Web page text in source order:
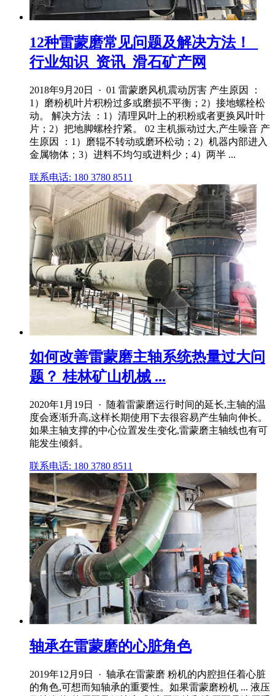
12种雷蒙磨常见问题及解决方法！_
行业知识_资讯_滑石矿产网
2018年9月20日 · 01 雷蒙磨风机震动厉害 产生原因 ：
1）磨粉机叶片积粉过多或磨损不平衡；2）接地螺栓松
动。 解决方法 ：1）清理风叶上的积粉或者更换风叶叶
片；2）把地脚螺栓拧紧。 02 主机振动过大,产生噪音 产
生原因 ：1）磨辊不转动或磨环松动；2）机器内部进入
金属物体；3）进料不均匀或进料少；4）两半 ...
联系电话: 180 3780 8511
如何改善雷蒙磨主轴系统热量过大问
题？ 桂林矿山机械 ...
2020年1月19日 · 随着雷蒙磨运行时间的延长,主轴的温
度会逐渐升高,这样长期使用下去很容易产生轴向伸长。
如果主轴支撑的中心位置发生变化,雷蒙磨主轴线也有可
能发生倾斜。
联系电话: 180 3780 8511
轴承在雷蒙磨的心脏角色
2019年12月9日 · 轴承在雷蒙磨 粉机的内腔担任着心脏
的角色,可想而知轴承的重要性。如果雷蒙磨粉机 ... 液压